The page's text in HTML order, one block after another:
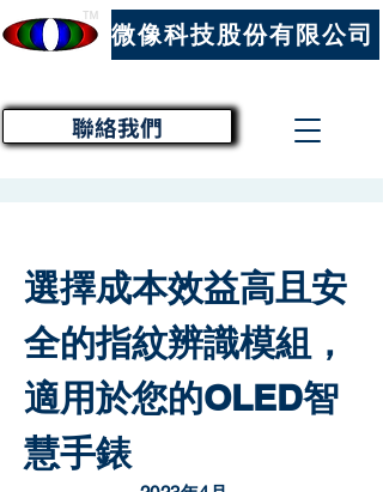
聯絡我們
微像科技股份有限公司
™
選擇成本效益高且安
全的指紋辨識模組，
適用於您的OLED智
慧手錶